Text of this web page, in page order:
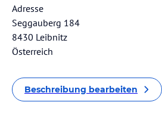
Adresse
Seggauberg 184
8430 Leibnitz
Österreich
Beschreibung bearbeiten